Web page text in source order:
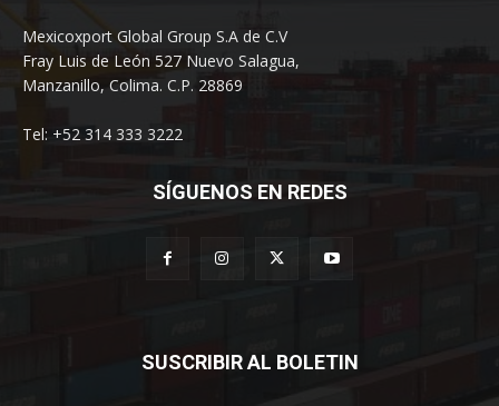
Mexicoxport Global Group S.A de C.V
Fray Luis de León 527 Nuevo Salagua,
Manzanillo, Colima. C.P. 28869
Tel: +52 314 333 3222
SÍGUENOS EN REDES
SUSCRIBIR AL BOLETIN